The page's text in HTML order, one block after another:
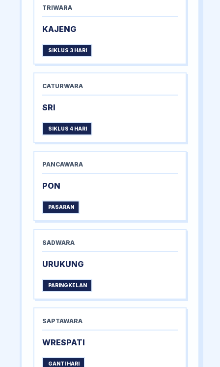
TRIWARA
KAJENG
SIKLUS 3 HARI
CATURWARA
SRI
SIKLUS 4 HARI
PANCAWARA
PON
PASARAN
SADWARA
URUKUNG
PARINGKELAN
SAPTAWARA
WRESPATI
GANTI HARI